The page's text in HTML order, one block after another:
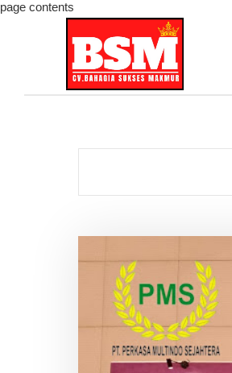
page contents